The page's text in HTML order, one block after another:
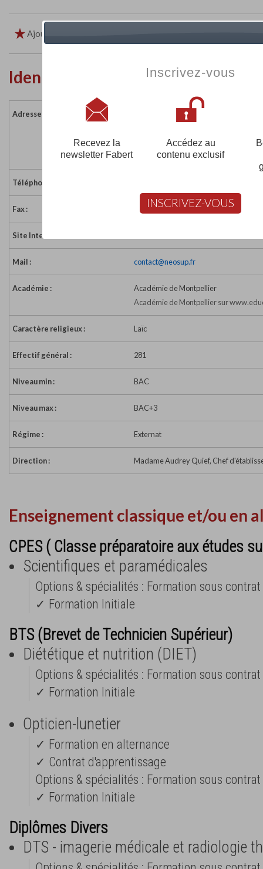
Ajouter aux favoris
Identité de l'établissement
Adresse :
283 rue James Watt
66100 PERPIGNAN
Téléphone :
Fax : 04 68 35 76 77
Site Internet :
Mail : contact@neosup.fr
Académie :
Académie de Montpellier
Académie de Montpellier sur
Caractère religieux : Laïc
Effectif général : 281
Niveau min : BAC
Niveau max : BAC+3
Régime : Externat
Direction : Madame Audrey Quief, Chef
Enseignement classique et/ou en
CPES ( Classe préparatoire aux études
Scientifiques et paramédicales
Options & spécialités : Formation sous
✓ Formation Initiale
BTS (Brevet de Technicien Supérieur)
Diététique et nutrition (DIET)
Options & spécialités : Formation sous
✓ Formation Initiale
Opticien-lunetier
✓ Formation en alternance
✓ Contrat d'apprentissage
Options & spécialités : Formation sous
✓ Formation Initiale
Diplômes Divers
DTS - imagerie médicale et radiologie
Inscrivez-vous
Recevez la
newsletter Fabert
Accédez au
contenu exclusif
INSCRIVEZ-VOUS